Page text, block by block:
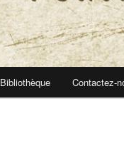
Bibliothèque Contactez-